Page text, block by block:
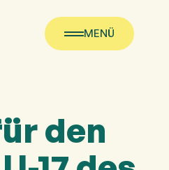
den
MENÜ